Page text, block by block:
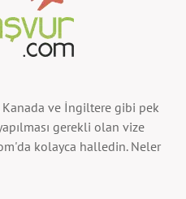
ve İngiltere gibi pek
gerekli olan vize
kolayca halledin. Neler